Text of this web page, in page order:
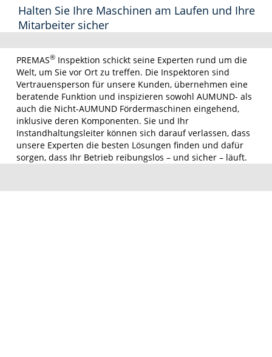
Halten Sie Ihre Maschinen am Laufen und Ihre
Mitarbeiter sicher
PREMAS® Inspektion schickt seine Experten rund um die
Welt, um Sie vor Ort zu treffen. Die Inspektoren sind
Vertrauensperson für unsere Kunden, übernehmen eine
beratende Funktion und inspizieren sowohl AUMUND- als
auch die Nicht-AUMUND Fördermaschinen eingehend,
inklusive deren Komponenten. Sie und Ihr
Instandhaltungsleiter können sich darauf verlassen, dass
unsere Experten die besten Lösungen finden und dafür
sorgen, dass Ihr Betrieb reibungslos – und sicher – läuft.